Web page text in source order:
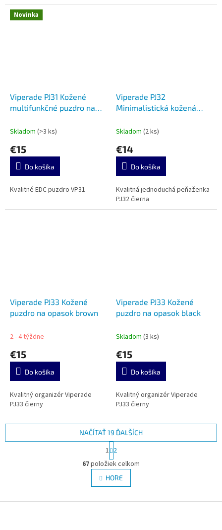
Novinka
Viperade PJ31 Kožené
multifunkčné puzdro na
Skladom (>3 ks)
€15
Do košíka
Kvalitné EDC puzdro VP31
Viperade PJ32
Minimalistická kožená
Skladom (2 ks)
€14
Do košíka
Kvalitná jednoduchá peňaženka
PJ32 čierna
Viperade PJ33 Kožené
puzdro na opasok brown
2 - 4 týždne
€15
Do košíka
Kvalitný organizér Viperade
PJ33 čierny
Viperade PJ33 Kožené
puzdro na opasok black
Skladom (3 ks)
€15
Do košíka
Kvalitný organizér Viperade
PJ33 čierny
O
v
l
á
NAČÍTAŤ 19 ĎALŠÍCH
S
t
r
á
n
k
v
1 2
67položiek celkom
HORE